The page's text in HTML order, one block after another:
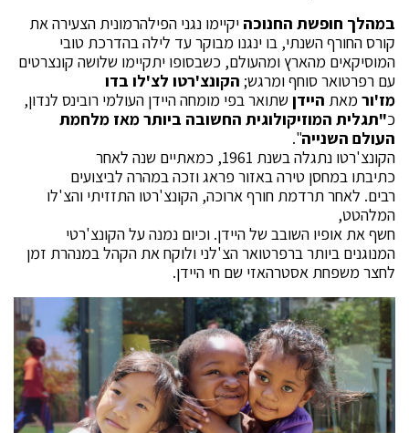
במהלך חופשת החנוכהיקיימו נגני הפילהרמונית הצעירה את
קורס החורף השנתי, בו ינגנו מבוקר עד לילה בהדרכת טובי
המוסיקאים מהארץ ומהעולם, כשבסופו יתקיימו שלושה קונצרטים
עם רפרטואר סוחף ומרגש; הקונצ'רטו לצ'לו בדו
מז'ורמאת היידןשתואר בפי מומחה היידן העולמי רובינס לנדון,
כ"תגלית המוזיקולוגית החשובה ביותר מאז מלחמת
העולם השנייה".
הקונצ'רטו נתגלה בשנת 1961, כמאתיים שנה לאחר
כתיבתו במחסן טירה באזור פראג וזכה במהרה לביצועים
רבים. לאחר תרדמת חורף ארוכה, הקונצ'רטו התזזיתי והצ'לו
המלהטט,
חשף את אופיו השובב של היידן. וכיום נמנה על הקונצ'רטי
המנוגנים ביותר ברפרטואר הצ'לני ולוקח את הקהל במנהרת זמן
לחצר משפחת אסטרהאזי שם חי היידן.